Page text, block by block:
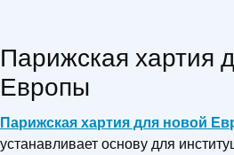
Парижская хартия
Европы
Парижская хартия для новой
устанавливает основу для